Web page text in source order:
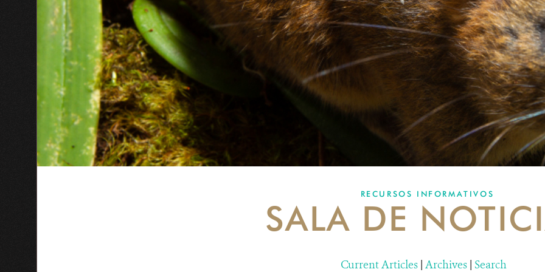
RECURSOS INFORMATIVOS
SALA DE
Current Articles | Archives | Search